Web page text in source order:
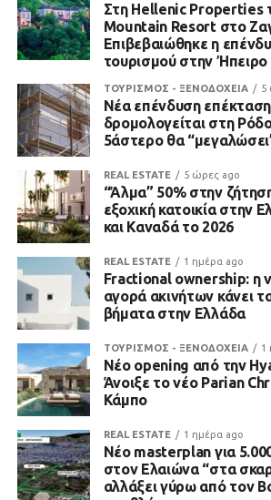
Στη Hellenic Properties
Mountain Resort στο
Επιβεβαιώθηκε η
τουρισμού στην Ήπειρο
ΤΟΥΡΙΣΜΟΣ - ΞΕΝΟΔΟΧΕΙΑ 5
Νέα επένδυση
δρομολογείται στη
5άστερο θα
REAL ESTATE 5 ώρες ago
“Άλμα” 50% στην
εξοχική κατοικία στην
και Καναδά το 2026
REAL ESTATE 1 ημέρα ago
Fractional ownership: η
αγορά ακινήτων κάνει
βήματα στην Ελλάδα
ΤΟΥΡΙΣΜΟΣ - ΞΕΝΟΔΟΧΕΙΑ 1
Νέο opening από την
Άνοιξε το νέο Parian
Κάμπο
REAL ESTATE 1 ημέρα ago
Νέο masterplan για
στον Ελαιώνα “στα
αλλάξει γύρω από τον